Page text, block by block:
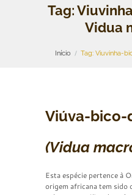
Tag:
Vidua
Início Tag: Viuvinha-
Viúva-bico-
(Vidua
Esta espécie pertence à
origem africana tem sido